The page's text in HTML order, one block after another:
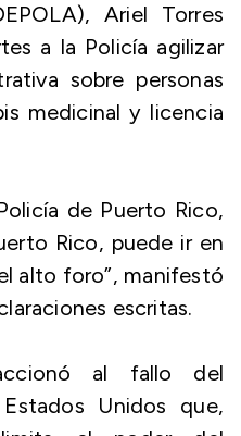
Ariel Torres
a la Policía agilizar
sobre personas
medicinal y licencia
de Puerto Rico,
Rico, puede ir en
alto foro”, manifestó
escritas.
al fallo del
Unidos que,